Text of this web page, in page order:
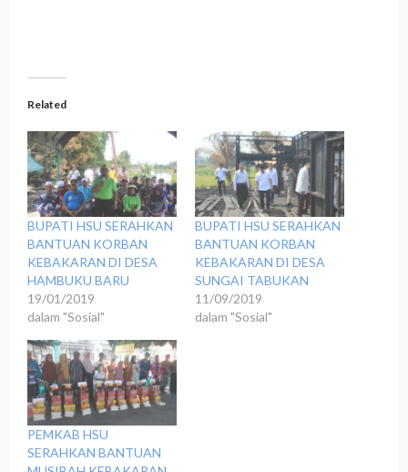
Related
BUPATI HSU SERAHKAN
BANTUAN KORBAN
KEBAKARAN DI DESA
HAMBUKU BARU
19/01/2019
dalam "Sosial"
BUPATI HSU SERAHKAN
BANTUAN KORBAN
KEBAKARAN DI DESA
SUNGAI TABUKAN
11/09/2019
dalam "Sosial"
PEMKAB HSU
SERAHKAN BANTUAN